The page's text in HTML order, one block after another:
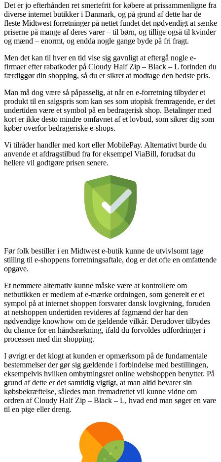
Det er jo efterhånden ret smertefrit for købere at prissammenligne fra
diverse internet butikker i Danmark, og på grund af dette har de
fleste Midtwest forretninger på nettet fundet det nødvendigt at sænke
priserne på mange af deres varer – til børn, og tillige også til kvinder
og mænd – enormt, og endda nogle gange byde på fri fragt.
Men det kan til hver en tid vise sig gavnligt at eftergå nogle e-
firmaer efter rabatkoder på Cloudy Half Zip – Black – L forinden du
færdiggør din shopping, så du er sikret at modtage den bedste pris.
Man må dog være så påpasselig, at når en e-forretning tilbyder et
produkt til en salgspris som kan ses som utopisk fremragende, er det
undertiden være et symbol på en bedragerisk shop. Betalinger med
kort er ikke desto mindre omfavnet af et lovbud, som sikrer dig som
køber overfor bedrageriske e-shops.
Vi tilråder handler med kort eller MobilePay. Alternativt burde du
anvende et afdragstilbud fra for eksempel ViaBill, forudsat du
hellere vil godtgøre prisen senere.
Før folk bestiller i en Midtwest e-butik kunne de utvivlsomt tage
stilling til e-shoppens forretningsaftale, dog er det ofte en omfattende
opgave.
Et nemmere alternativ kunne måske være at kontrollere om
netbutikken er medlem af e-mærke ordningen, som generelt er et
sympol på at internet shoppen forsvarer dansk lovgivning, foruden
at netshoppen undertiden revideres af fagmænd der har den
nødvendige knowhow om de gældende vilkår. Derudover tilbydes
du chance for en håndsrækning, ifald du forvoldes udfordringer i
processen med din shopping.
I øvrigt er det klogt at kunden er opmærksom på de fundamentale
bestemmelser der gør sig gældende i forbindelse med bestillingen,
eksempelvis hvilken ombytningsret online webshoppen benytter. På
grund af dette er det samtidig vigtigt, at man altid bevarer sin
købsbekræftelse, således man fremadrettet vil kunne vidne om
ordren af Cloudy Half Zip – Black – L, hvad end man søger en vare
til en pige eller dreng.